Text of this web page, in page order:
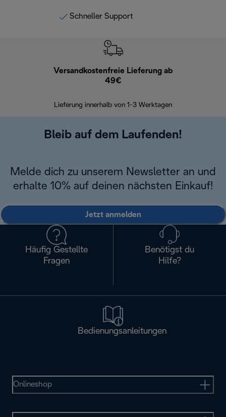
Schneller Support
Versandkostenfreie Lieferung ab
49€
Lieferung innerhalb von 1-3 Werktagen
Bleib auf dem Laufenden!
Melde dich zu unserem Newsletter an und
erhalte 10% auf deinen nächsten Einkauf!
Jetzt anmelden
Häufig Gestellte
Fragen
Benötigst du
Hilfe?
Bedienungsanleitungen
Onlineshop